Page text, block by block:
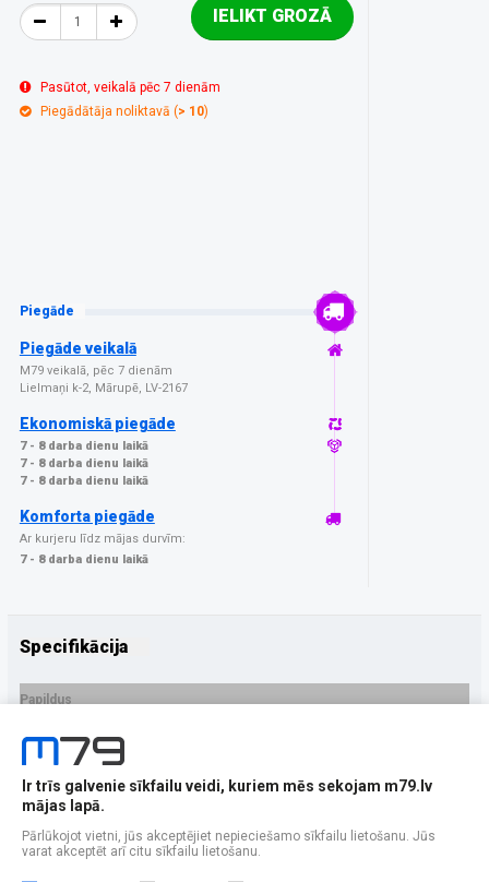
IELIKT GROZĀ
Pasūtot, veikalā pēc 7 dienām
Piegādātāja noliktavā (> 10)
Piegāde
Piegāde veikalā
M79 veikalā, pēc 7 dienām
Lielmaņi k-2, Mārupē, LV-2167
Ekonomiskā piegāde
7 - 8 darba dienu laikā
7 - 8 darba dienu laikā
7 - 8 darba dienu laikā
Komforta piegāde
Ar kurjeru līdz mājas durvīm:
7 - 8 darba dienu laikā
Specifikācija
Papildus
Ražotājs
PRECES APRAKSTS
EAN - 5906146484146
Ir trīs galvenie sīkfailu veidi, kuriem mēs sekojam m79.lv
mājas lapā.
Pārlūkojot vietni, jūs akceptējiet nepieciešamo sīkfailu lietošanu. Jūs
varat akceptēt arī citu sīkfailu lietošanu.